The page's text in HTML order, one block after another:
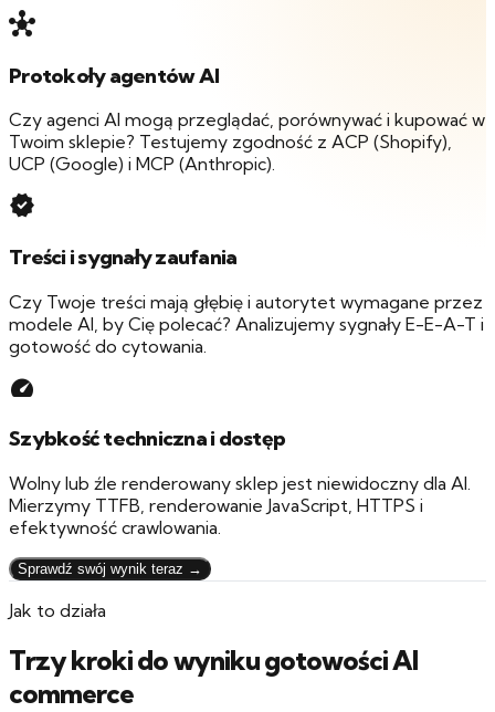
hub
Protokoły agentów AI
Czy agenci AI mogą przeglądać, porównywać i kupować w
Twoim sklepie? Testujemy zgodność z ACP (Shopify),
UCP (Google) i MCP (Anthropic).
verified
Treści i sygnały zaufania
Czy Twoje treści mają głębię i autorytet wymagane przez
modele AI, by Cię polecać? Analizujemy sygnały E-E-A-T i
gotowość do cytowania.
speed
Szybkość techniczna i dostęp
Wolny lub źle renderowany sklep jest niewidoczny dla AI.
Mierzymy TTFB, renderowanie JavaScript, HTTPS i
efektywność crawlowania.
Sprawdź swój wynik teraz →
Jak to działa
Trzy kroki do wyniku gotowości AI
commerce